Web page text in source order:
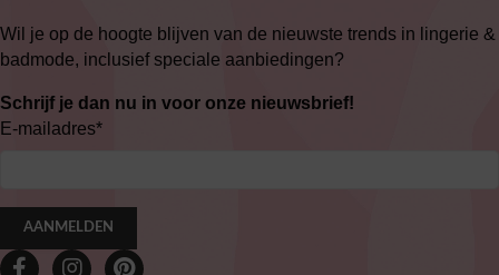
Wil je op de hoogte blijven van de nieuwste trends in lingerie &
badmode, inclusief speciale aanbiedingen?
Schrijf je dan nu in voor onze nieuwsbrief!
E-mailadres*
AANMELDEN